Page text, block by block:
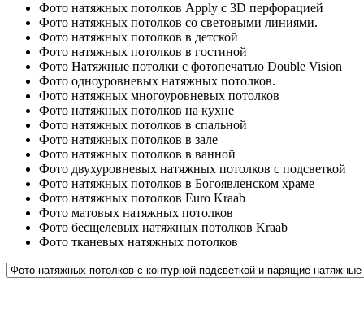
Фото натяжных потолков Apply с 3D перфорацией
Фото натяжных потолков со световыми линиями.
Фото натяжных потолков в детской
Фото натяжных потолков в гостиной
Фото Натяжные потолки с фотопечатью Double Vision
Фото одноуровневых натяжных потолков.
Фото натяжных многоуровневых потолков
Фото натяжных потолков на кухне
Фото натяжных потолков в спальной
Фото натяжных потолков в зале
Фото натяжных потолков в ванной
Фото двухуровневых натяжных потолков с подсветкой
Фото натяжных потолков в Богоявленском храме
Фото натяжных потолков Euro Kraab
Фото матовых натяжных потолков
Фото бесщелевых натяжных потолков Kraab
Фото тканевых натяжных потолков